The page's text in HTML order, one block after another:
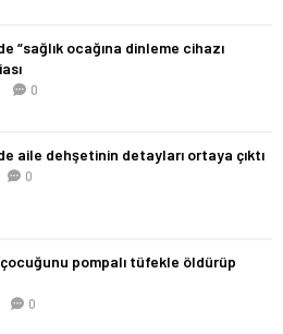
“sağlık ocağına dinleme cihazı
0
aile dehşetinin detayları ortaya çıktı
0
pompalı tüfekle öldürüp
0